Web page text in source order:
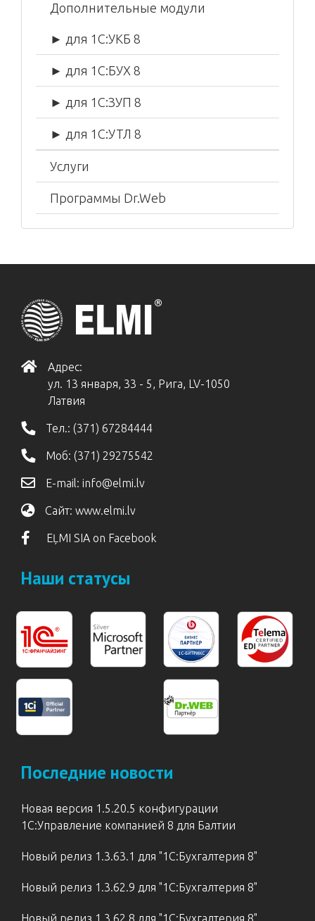
Дополнительные модули
► для 1С:УКБ 8
► для 1С:БУХ 8
► для 1С:ЗУП 8
► для 1С:УТЛ 8
Услуги
Программы Dr.Web
Адрес:
ул. 13 января, 33 - 5, Рига, LV-1050
Латвия
Тел.: (371) 67284444
Моб: (371) 29275542
E-mail: info@elmi.lv
Сайт: www.elmi.lv
EĻMI SIA on Facebook
Наши статусы
Последние новости
Новая версия 1.5.20.5 конфигурации
1С:Управление компанией 8 для Балтии
Новый релиз 1.3.63.1 для "1С:Бухгалтерия 8"
Новый релиз 1.3.62.9 для "1С:Бухгалтерия 8"
Новый релиз 1.3.62.8 для "1С:Бухгалтерия 8"